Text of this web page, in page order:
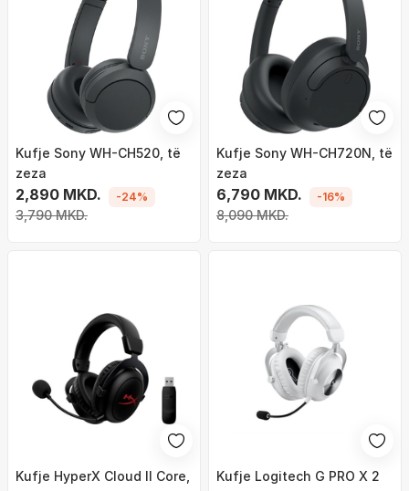
Kufje Sony WH-CH520, të
zeza
2,890 MKD.
3,790 MKD.
-24%
Kufje Sony WH-CH720N, të
zeza
6,790 MKD.
8,090 MKD.
-16%
Kufje HyperX Cloud II Core,
Kufje Logitech G PRO X 2